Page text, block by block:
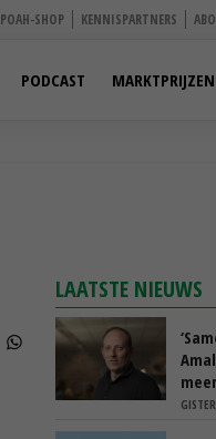
POAH-SHOP KENNISPARTNERS
PODCAST MARKTPRIJZEN
LAATSTE NIEUWS